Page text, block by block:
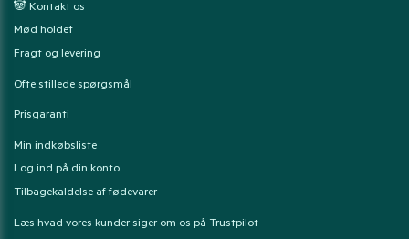
🐼 Kontakt os
Mød holdet
Fragt og levering
Ofte stillede spørgsmål
Prisgaranti
Min indkøbsliste
Log ind på din konto
Tilbagekaldelse af fødevarer
Læs hvad vores kunder siger om os på Trustpilot